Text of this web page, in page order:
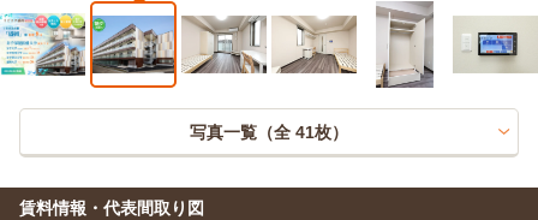
写真一覧（全 41枚）
賃料情報・代表間取り図